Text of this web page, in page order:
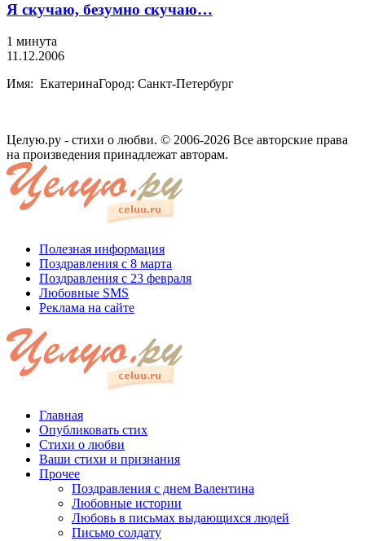
Я скучаю, безумно скучаю…
1 минута
11.12.2006
Имя: ЕкатеринаГород: Санкт-Петербург
Целую.ру - стихи о любви. © 2006-2026 Все авторские права
на произведения принадлежат авторам.
Полезная информация
Поздравления с 8 марта
Поздравления с 23 февраля
Любовные SMS
Реклама на сайте
Главная
Опубликовать стих
Стихи о любви
Ваши стихи и признания
Прочее
Поздравления с днем Валентина
Любовные истории
Любовь в письмах выдающихся людей
Письмо солдату